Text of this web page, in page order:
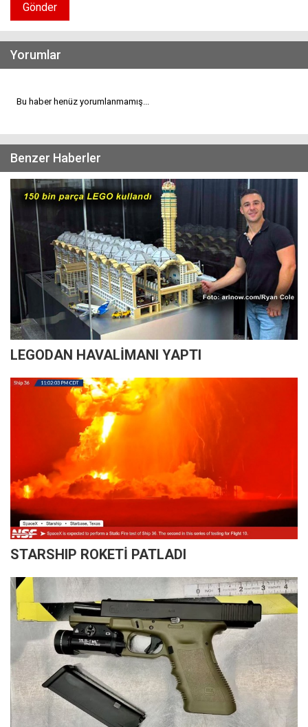
Gönder
Yorumlar
Bu haber henüz yorumlanmamış...
Benzer Haberler
LEGODAN HAVALİMANI YAPTI
STARSHIP ROKETİ PATLADI